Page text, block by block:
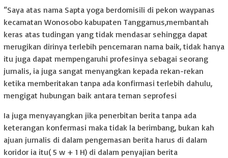
“Saya atas nama Sapta yoga berdomisili di pekon waypanas
kecamatan Wonosobo kabupaten Tanggamus,membantah
keras atas tudingan yang tidak mendasar sehingga dapat
merugikan dirinya terlebih pencemaran nama baik, tidak hanya
itu juga dapat mempengaruhi profesinya sebagai seorang
jurnalis, ia juga sangat menyangkan kepada rekan-rekan
ketika memberitakan tanpa ada konfirmasi terlebih dahulu,
mengigat hubungan baik antara teman seprofesi
Ia juga menyayangkan jika penerbitan berita tanpa ada
keterangan konfermasi maka tidak la berimbang, bukan kah
ajuan jurnalis di dalam pengemasan berita harus di dalam
koridor ia itu( 5 w + 1 H) di dalam penyajian berita